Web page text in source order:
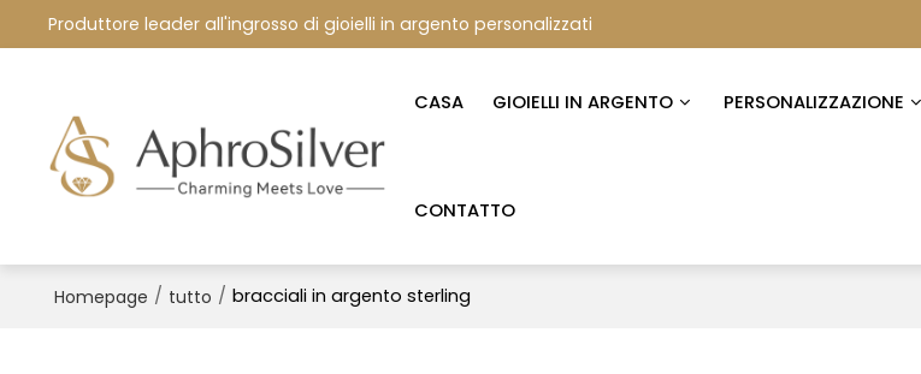
Produttore leader all'ingrosso di gioielli in argento personalizzati
CASA GIOIELLI IN ARGENTO PERSONALIZZAZIONE
CONTATTO
Homepage / tutto / bracciali in argento sterling